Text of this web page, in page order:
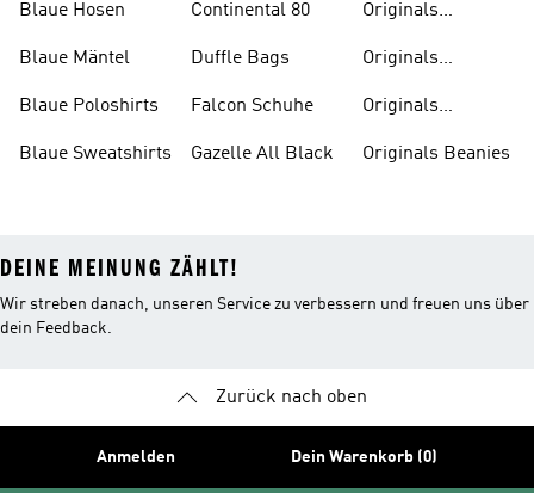
Blaue Hosen
Blaue Mäntel
Blaue Poloshirts
Blaue Sweatshirts
Continental 80
Duffle Bags
Falcon Schuhe
Gazelle All Black
Originals
Originals
Originals
Oberteile
Originals Beanies
DEINE MEINUNG ZÄHLT!
Wir streben danach, unseren Service zu verbessern und freuen uns über
dein Feedback.
Zurück nach oben
Anmelden Dein Warenkorb (0)